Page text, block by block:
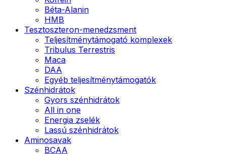
Béta-Alanin
HMB
Tesztoszteron-menedzsment
Teljesítménytámogató komplexek
Tribulus Terrestris
Maca
DAA
Egyéb teljesítménytámogatók
Szénhidrátok
Gyors szénhidrátok
All in one
Energia zselék
Lassú szénhidrátok
Aminosavak
BCAA